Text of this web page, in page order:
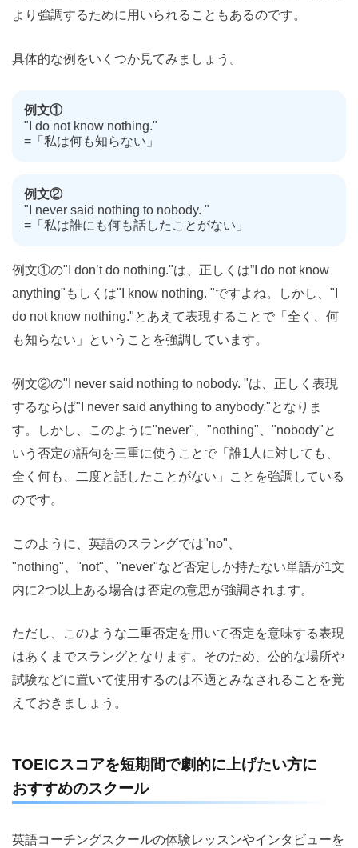
より強調するために用いられることもあるのです。
具体的な例をいくつか見てみましょう。
例文①
"I do not know nothing."
=「私は何も知らない」
例文②
"I never said nothing to nobody. "
=「私は誰にも何も話したことがない」
例文①の"I don’t do nothing."は、正しくは”I do not know
anything"もしくは"I know nothing. "ですよね。しかし、"I
do not know nothing."とあえて表現することで「全く、何
も知らない」ということを強調しています。
例文②の"I never said nothing to nobody. "は、正しく表現
するならば"I never said anything to anybody."となりま
す。しかし、このように"never"、"nothing"、"nobody"と
いう否定の語句を三重に使うことで「誰1人に対しても、
全く何も、二度と話したことがない」ことを強調している
のです。
このように、英語のスラングでは"no"、
"nothing"、"not"、"never"など否定しか持たない単語が1文
内に2つ以上ある場合は否定の意思が強調されます。
ただし、このような二重否定を用いて否定を意味する表現
はあくまでスラングとなります。そのため、公的な場所や
試験などに置いて使用するのは不適とみなされることを覚
えておきましょう。
TOEICスコアを短期間で劇的に上げたい方に
おすすめのスクール
英語コーチングスクールの体験レッスンやインタビューを